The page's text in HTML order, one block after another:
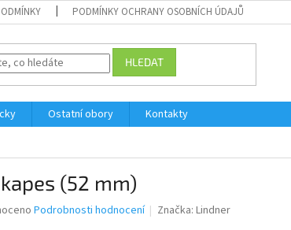
PODMÍNKY OCHRANY OSOBNÍCH ÚDAJŮ
HLEDAT
Ostatní obory
Kontakty
(52 mm)
Podrobnosti hodnocení Značka:Lindner